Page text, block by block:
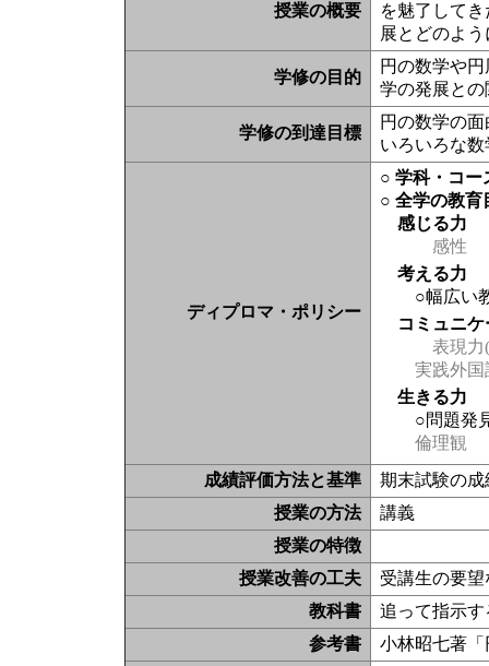
授業の概要
を魅了して
展とどのよ
学修の目的
円の数学や
学の発展と
学修の到達目標
円の数学の
いろいろな
ディプロマ・ポリシー
○ 学科・コー
○ 全学の教育
感じる力
感性
考える力
○幅広い
コミュニ
表現力(
実践外国
生きる力
○問題発
倫理観
成績評価方法と基準
期末試験の
授業の方法
講義
授業の特徴
授業改善の工夫
受講生の要
教科書
追って指示す
参考書
小林昭七著